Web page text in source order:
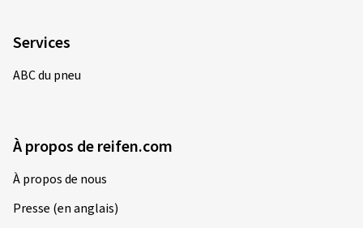
Services
ABC du pneu
À propos de reifen.com
À propos de nous
Presse (en anglais)